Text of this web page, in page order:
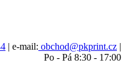
| e-mail: obchod@pkprint.cz |
Po - Pá 8:30 - 17:00